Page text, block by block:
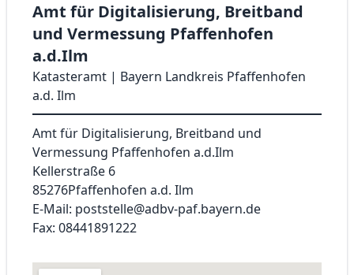
Amt für Digitalisierung, Breitband
und Vermessung Pfaffenhofen
a.d.Ilm
Katasteramt | Bayern Landkreis Pfaffenhofen
a.d. Ilm
Amt für Digitalisierung, Breitband und
Vermessung Pfaffenhofen a.d.Ilm
Kellerstraße 6
85276Pfaffenhofen a.d. Ilm
E-Mail: poststelle@adbv-paf.bayern.de
Fax: 08441891222